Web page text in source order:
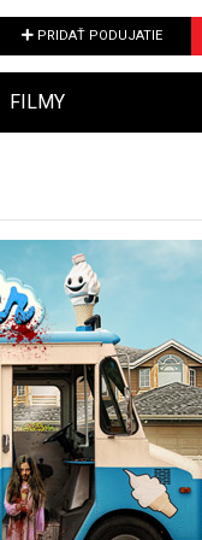
PRIDAŤ PODUJATIE
FILMY